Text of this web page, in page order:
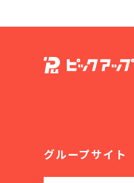
グループサイト